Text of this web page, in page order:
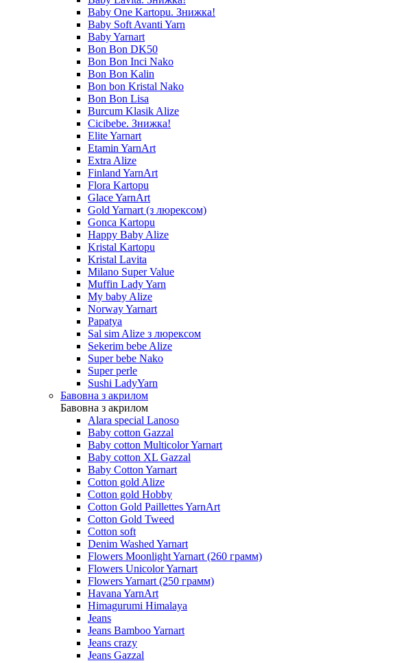
Baby One Kartopu. Знижка!
Baby Soft Avanti Yarn
Baby Yarnart
Bon Bon DK50
Bon Bon Inci Nako
Bon Bon Kalin
Bon bon Kristal Nako
Bon Bon Lisa
Burcum Klasik Alize
Cicibebe. Знижка!
Elite Yarnart
Etamin YarnArt
Extra Alize
Finland YarnArt
Flora Kartopu
Glace YarnArt
Gold Yarnart (з люрексом)
Gonca Kartopu
Happy Baby Alize
Kristal Kartopu
Kristal Lavita
Milano Super Value
Muffin Lady Yarn
My baby Alize
Norway Yarnart
Papatya
Sal sim Alize з люрексом
Sekerim bebe Alize
Super bebe Nako
Super perle
Sushi LadyYarn
Бавовна з акрилом
Бавовна з акрилом
Alara special Lanoso
Baby cotton Gazzal
Baby cotton Multicolor Yarnart
Baby cotton XL Gazzal
Baby Cotton Yarnart
Cotton gold Alize
Cotton gold Hobby
Cotton Gold Paillettes YarnArt
Cotton Gold Tweed
Cotton soft
Denim Washed Yarnart
Flowers Moonlight Yarnart (260 грамм)
Flowers Unicolor Yarnart
Flowers Yarnart (250 грамм)
Havana YarnArt
Himagurumi Himalaya
Jeans
Jeans Bamboo Yarnart
Jeans crazy
Jeans Gazzal